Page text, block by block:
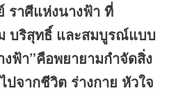
ราศีแห่งนางฟ้า ที่
บริสุทธิ์ และสมบูรณ์แบบ
ฟ้า”คือพยายามกำจัดสิ่ง
จากชีวิต ร่างกาย หัวใจ